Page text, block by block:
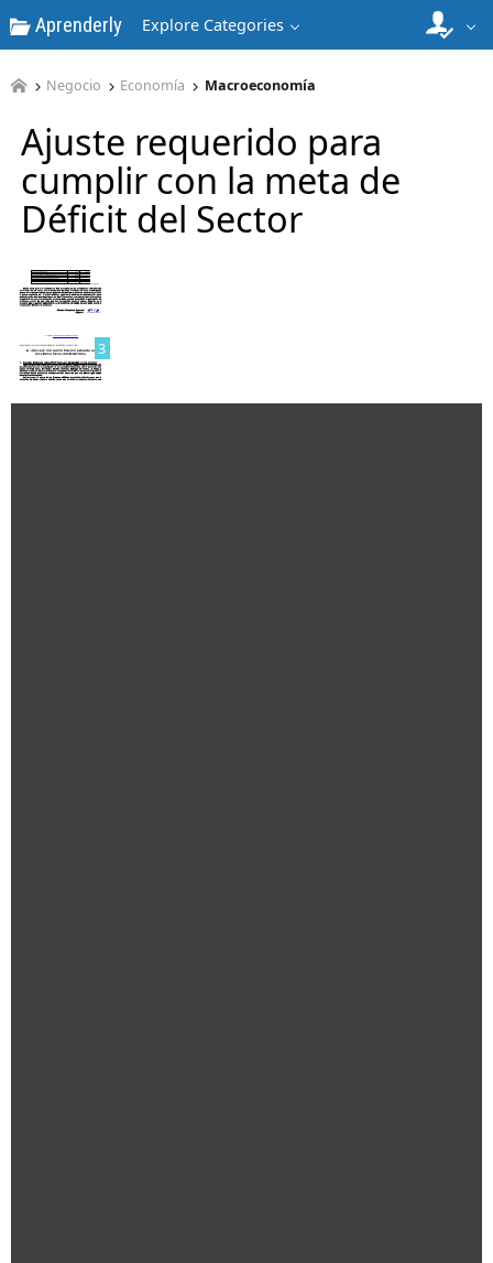
Aprenderly Explore Categories
Negocio Economía Macroeconomía
Ajuste requerido para
cumplir con la meta de
Déficit del Sector
2
3